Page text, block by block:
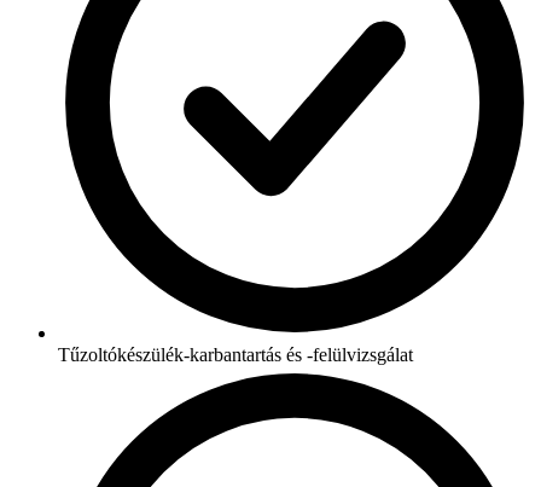
Tűzoltókészülék-karbantartás és -felülvizsgálat